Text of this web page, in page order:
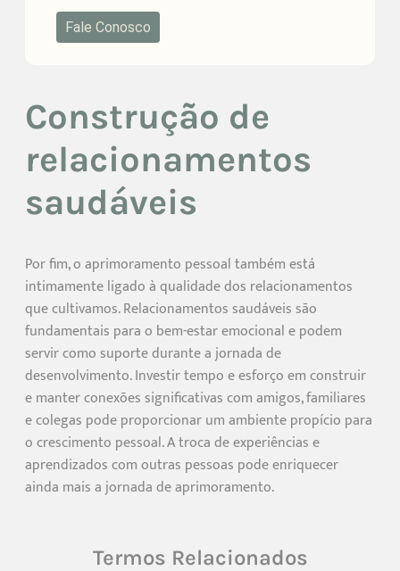
Fale Conosco
Construção de
relacionamentos
saudáveis
Por fim, o aprimoramento pessoal também está
intimamente ligado à qualidade dos relacionamentos
que cultivamos. Relacionamentos saudáveis são
fundamentais para o bem-estar emocional e podem
servir como suporte durante a jornada de
desenvolvimento. Investir tempo e esforço em construir
e manter conexões significativas com amigos, familiares
e colegas pode proporcionar um ambiente propício para
o crescimento pessoal. A troca de experiências e
aprendizados com outras pessoas pode enriquecer
ainda mais a jornada de aprimoramento.
Termos Relacionados